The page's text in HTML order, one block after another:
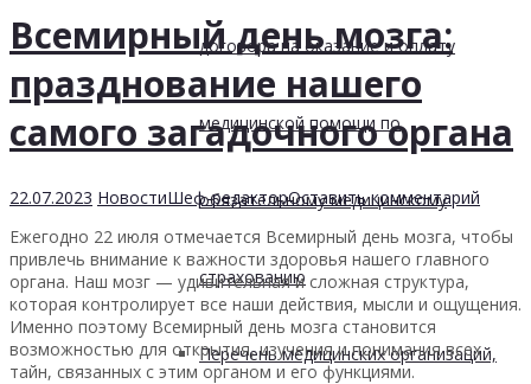
договора на оказание и оплату
медицинской помощи по
обязательному медицинскому
страхованию
Перечень медицинских организаций,
Всемирный день мозга:
празднование нашего
самого загадочного органа
22.07.2023 НовостиШеф-редакторОставить комментарий
Ежегодно 22 июля отмечается Всемирный день мозга, чтобы
привлечь внимание к важности здоровья нашего главного
органа. Наш мозг — удивительная и сложная структура,
которая контролирует все наши действия, мысли и ощущения.
Именно поэтому Всемирный день мозга становится
возможностью для открытия, изучения и понимания всех
тайн, связанных с этим органом и его функциями.